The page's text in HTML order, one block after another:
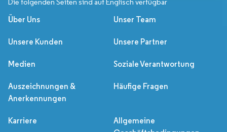
Die folgenden Seiten sind auf Englisch verfügbar
Über Uns Unser Team
Unsere Kunden Unsere Partner
Medien Soziale Verantwortung
Auszeichnungen &
Anerkennungen
Häufige Fragen
Karriere
Allgemeine